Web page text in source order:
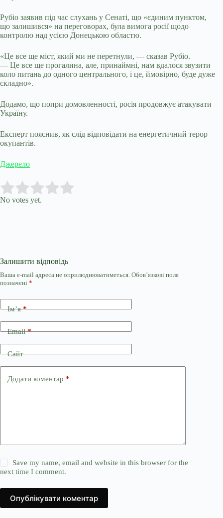
Рубіо заявив під час слухань у Сенаті, що «єдиним пунктом,
що залишився» на переговорах, була вимога росії щодо
контролю над усією Донецькою областю.
«Це все ще міст, який ми не перетнули, — сказав Рубіо.
— Це все ще прогалина, але, принаймні, нам вдалося звузити
коло питань до одного центрального, і це, ймовірно, буде дуже
складно».
Додамо, що попри домовленності, росія продовжує атакувати
Україну.
Експерт пояснив, як слід відповідати на енергетичний терор
окупантів.
Джерело
Rate this item:
No votes yet.
Залишити відповідь
Ваша e-mail адреса не оприлюднюватиметься. Обов’язкові поля
позначені *
Ім’я*
Email*
Сайт
Додати коментар *
Save my name, email and website in this browser for the
next time I comment.
Опублікувати коментар